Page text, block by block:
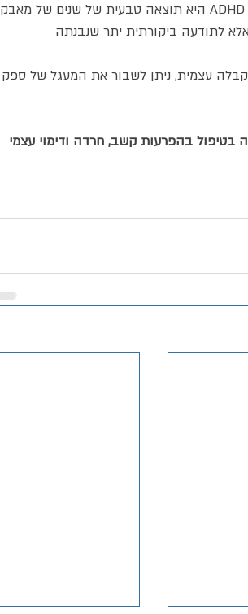
תסמונת המתחזה והפרעת קשב וריכוז (ADHD) אצל אנשים עם ADHD היא תוצאה טבעית של שנים של מאבק
אלא לתודעה ביקורתית יתר שנבנתה
קבלה עצמית, ניתן לשבור את המעגל של ספק